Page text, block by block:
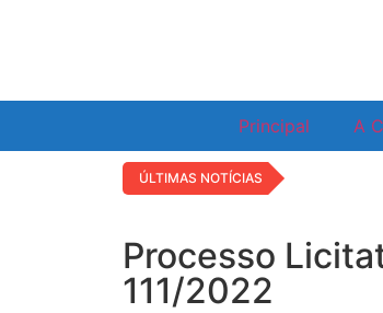
Principal A
ÚLTIMAS NOTÍCIAS
Processo
111/2022